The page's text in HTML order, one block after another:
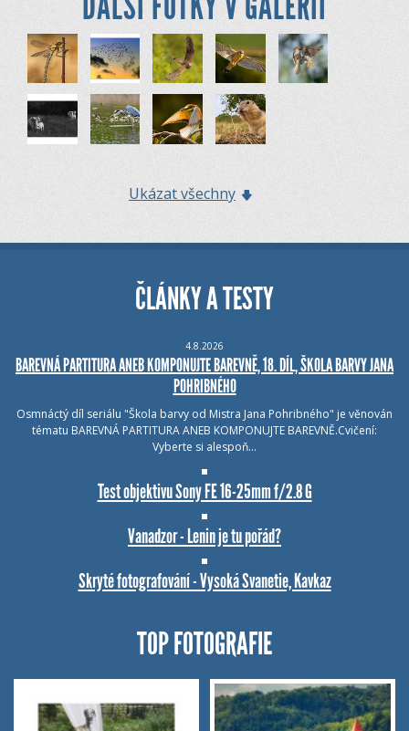
Ukázat všechny
ČLÁNKY A TESTY
4.8.2026
BAREVNÁ PARTITURA ANEB KOMPONUJTE BAREVNĚ, 18. DÍL, ŠKOLA BARVY JANA
POHRIBNÉHO
Osmnáctý díl seriálu "Škola barvy od Mistra Jana Pohribného" je věnován
tématu BAREVNÁ PARTITURA ANEB KOMPONUJTE BAREVNĚ.Cvičení:
Vyberte si alespoň…
Test objektivu Sony FE 16-25mm f/2.8 G
Vanadzor - Lenin je tu pořád?
Skryté fotografování - Vysoká Svanetie, Kavkaz
TOP FOTOGRAFIE